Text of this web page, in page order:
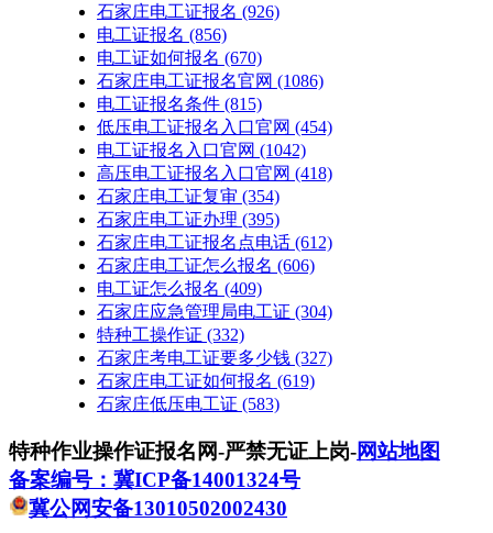
石家庄电工证报名 (926)
电工证报名 (856)
电工证如何报名 (670)
石家庄电工证报名官网 (1086)
电工证报名条件 (815)
低压电工证报名入口官网 (454)
电工证报名入口官网 (1042)
高压电工证报名入口官网 (418)
石家庄电工证复审 (354)
石家庄电工证办理 (395)
石家庄电工证报名点电话 (612)
石家庄电工证怎么报名 (606)
电工证怎么报名 (409)
石家庄应急管理局电工证 (304)
特种工操作证 (332)
石家庄考电工证要多少钱 (327)
石家庄电工证如何报名 (619)
石家庄低压电工证 (583)
特种作业操作证报名网-严禁无证上岗-网站地图
备案编号：冀ICP备14001324号
冀公网安备13010502002430